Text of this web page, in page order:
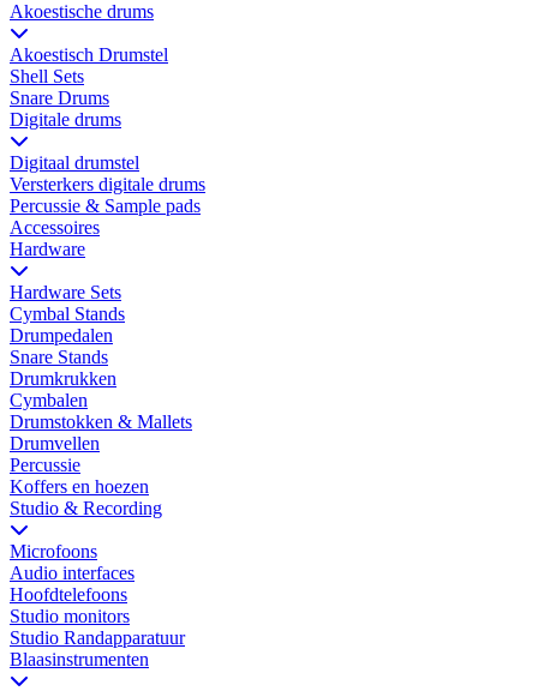
Akoestische drums
Akoestisch Drumstel
Shell Sets
Snare Drums
Digitale drums
Digitaal drumstel
Versterkers digitale drums
Percussie & Sample pads
Accessoires
Hardware
Hardware Sets
Cymbal Stands
Drumpedalen
Snare Stands
Drumkrukken
Cymbalen
Drumstokken & Mallets
Drumvellen
Percussie
Koffers en hoezen
Studio & Recording
Microfoons
Audio interfaces
Hoofdtelefoons
Studio monitors
Studio Randapparatuur
Blaasinstrumenten